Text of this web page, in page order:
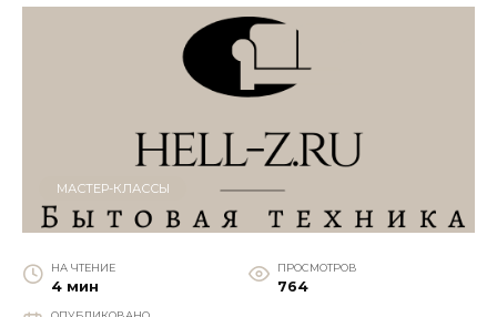
МАСТЕР-КЛАССЫ
НА ЧТЕНИЕ
4 мин
ПРОСМОТРОВ
764